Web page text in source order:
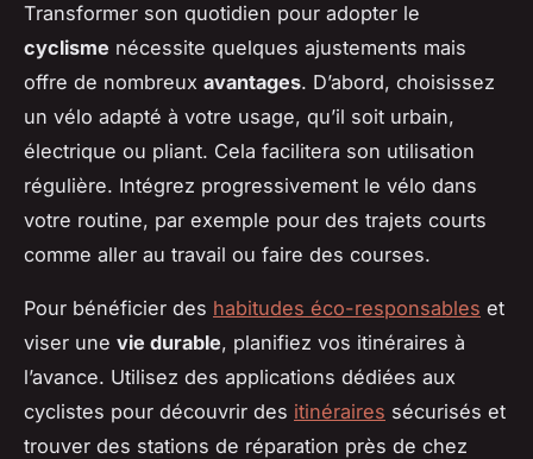
Transformer son quotidien pour adopter le
cyclisme nécessite quelques ajustements mais
offre de nombreux avantages. D’abord, choisissez
un vélo adapté à votre usage, qu’il soit urbain,
électrique ou pliant. Cela facilitera son utilisation
régulière. Intégrez progressivement le vélo dans
votre routine, par exemple pour des trajets courts
comme aller au travail ou faire des courses.
Pour bénéficier des habitudes éco-responsables et
viser une vie durable, planifiez vos itinéraires à
l’avance. Utilisez des applications dédiées aux
cyclistes pour découvrir des itinéraires sécurisés et
trouver des stations de réparation près de chez